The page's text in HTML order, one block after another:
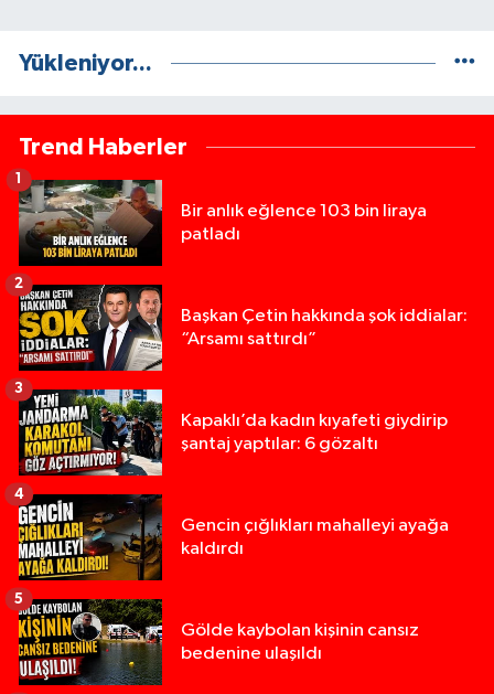
Yükleniyor...
Trend Haberler
Bir anlık eğlence 103 bin liraya
patladı
1
Başkan Çetin hakkında şok iddialar:
“Arsamı sattırdı”
2
Kapaklı’da kadın kıyafeti giydirip
şantaj yaptılar: 6 gözaltı
3
Gencin çığlıkları mahalleyi ayağa
kaldırdı
4
Gölde kaybolan kişinin cansız
bedenine ulaşıldı
5